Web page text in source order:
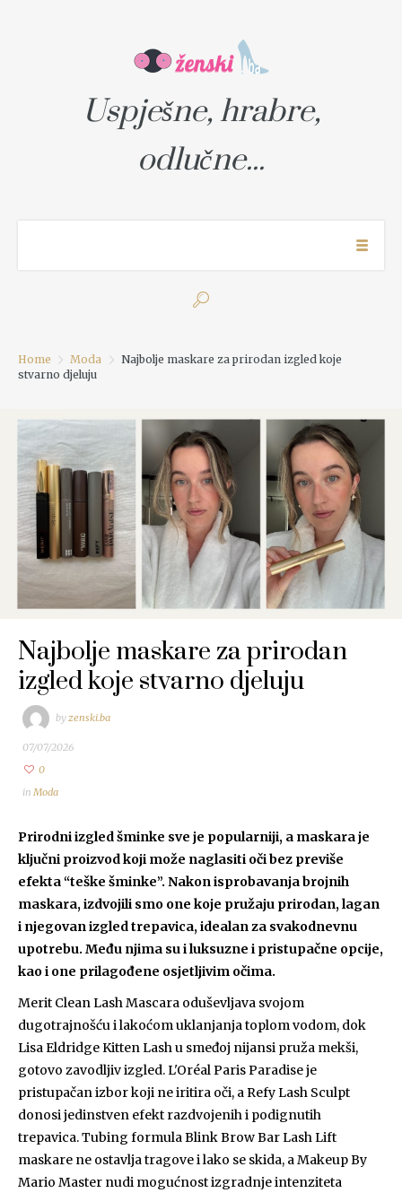
Uspješne, hrabre,
odlučne...
Home Moda
Najbolje maskare za prirodan izgled koje
stvarno djeluju
Najbolje maskare za prirodan
izgled koje stvarno djeluju
byzenski.ba
07/07/2026
0
in Moda
Prirodni izgled šminke sve je popularniji, a maskara je
ključni proizvod koji može naglasiti oči bez previše
efekta “teške šminke”. Nakon isprobavanja brojnih
maskara, izdvojili smo one koje pružaju prirodan, lagan
i njegovan izgled trepavica, idealan za svakodnevnu
upotrebu. Među njima su i luksuzne i pristupačne opcije,
kao i one prilagođene osjetljivim očima.
Merit Clean Lash Mascara oduševljava svojom
dugotrajnošću i lakoćom uklanjanja toplom vodom, dok
Lisa Eldridge Kitten Lash u smeđoj nijansi pruža mekši,
gotovo zavodljiv izgled. L'Oréal Paris Paradise je
pristupačan izbor koji ne iritira oči, a Refy Lash Sculpt
donosi jedinstven efekt razdvojenih i podignutih
trepavica. Tubing formula Blink Brow Bar Lash Lift
maskare ne ostavlja tragove i lako se skida, a Makeup By
Mario Master nudi mogućnost izgradnje intenziteta